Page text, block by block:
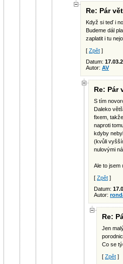
Re: Pár
Když si teď i
Budeme dál
zaplatit i tu
[ Zpět ]
Datum:
Autor: AV
Re: Pár
S tím
Daleko
fixem,
naproti
kdyby
(kvůli
nulovými
Ale to jsem
[ Zpět ]
Datum:
Autor:
Re:
Jen
Co se
[ Zpět ]